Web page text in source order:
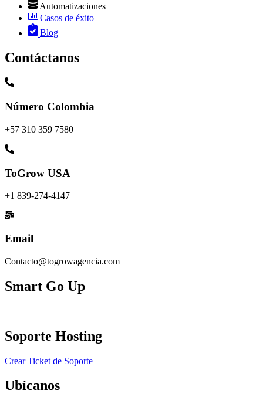
Automatizaciones
Casos de éxito
Blog
Contáctanos
Número Colombia
+57 310 359 7580
ToGrow USA
+1 839-274-4147
Email
Contacto@togrowagencia.com
Smart Go Up
Soporte Hosting​
Crear Ticket de Soporte
Ubícanos